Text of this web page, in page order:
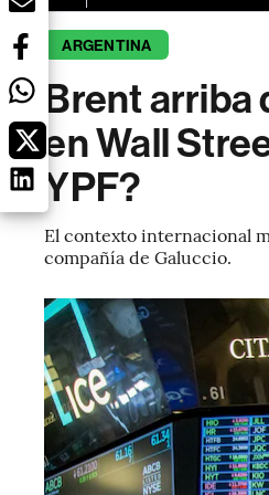
ARGENTINA
Brent arriba
en Wall
YPF?
El contexto internacional
compañía de Galuccio.